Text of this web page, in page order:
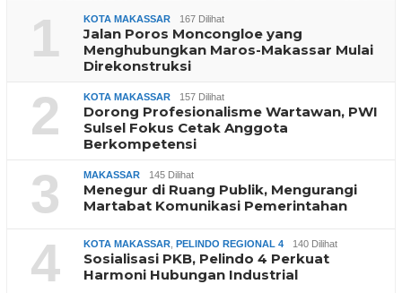
1 KOTA MAKASSAR 167 Dilihat
Jalan Poros Moncongloe yang
Menghubungkan Maros-Makassar Mulai
Direkonstruksi
2 KOTA MAKASSAR 157 Dilihat
Dorong Profesionalisme Wartawan, PWI
Sulsel Fokus Cetak Anggota
Berkompetensi
3 MAKASSAR 145 Dilihat
Menegur di Ruang Publik, Mengurangi
Martabat Komunikasi Pemerintahan
4 KOTA MAKASSAR PELINDO REGIONAL 4 140 Dilihat
Sosialisasi PKB, Pelindo 4 Perkuat
Harmoni Hubungan Industrial